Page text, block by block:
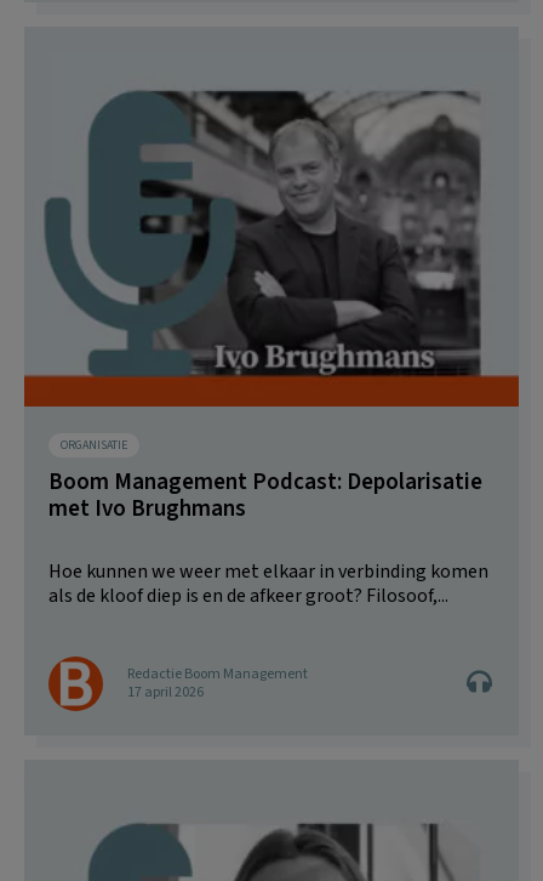
ORGANISATIE
Boom Management Podcast: Depolarisatie
met Ivo Brughmans
Hoe kunnen we weer met elkaar in verbinding komen
als de kloof diep is en de afkeer groot? Filosoof,...
Redactie Boom Management
17 april 2026